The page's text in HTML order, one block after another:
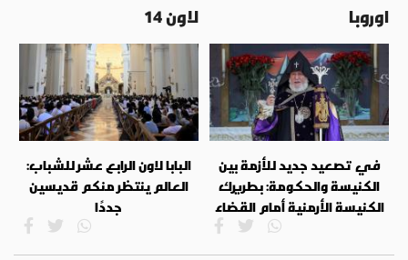
اوروبا
في تصعيد جديد للأزمة بين
الكنيسة والحكومة: بطريرك
الكنيسة الأرمنية أمام القضاء
لاون 14
البابا لاون الرابع عشر للشباب:
العالم ينتظر منكم قديسين
جددًا